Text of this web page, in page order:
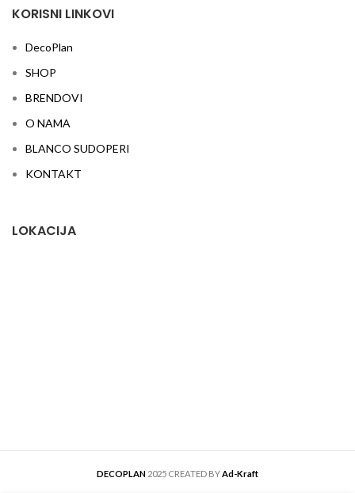
KORISNI LINKOVI
DecoPlan
SHOP
BRENDOVI
O NAMA
BLANCO SUDOPERI
KONTAKT
LOKACIJA
DECOPLAN 2025 CREATED BYAd-Kraft